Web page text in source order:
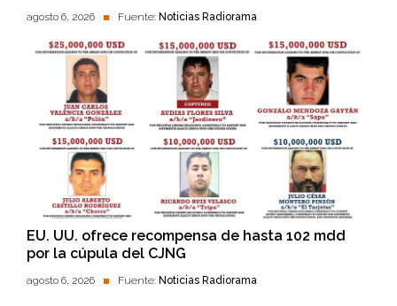
agosto 6, 2026 Fuente: Noticias Radiorama
EU. UU. ofrece recompensa de hasta 102 mdd
por la cúpula del CJNG
agosto 6, 2026 Fuente: Noticias Radiorama